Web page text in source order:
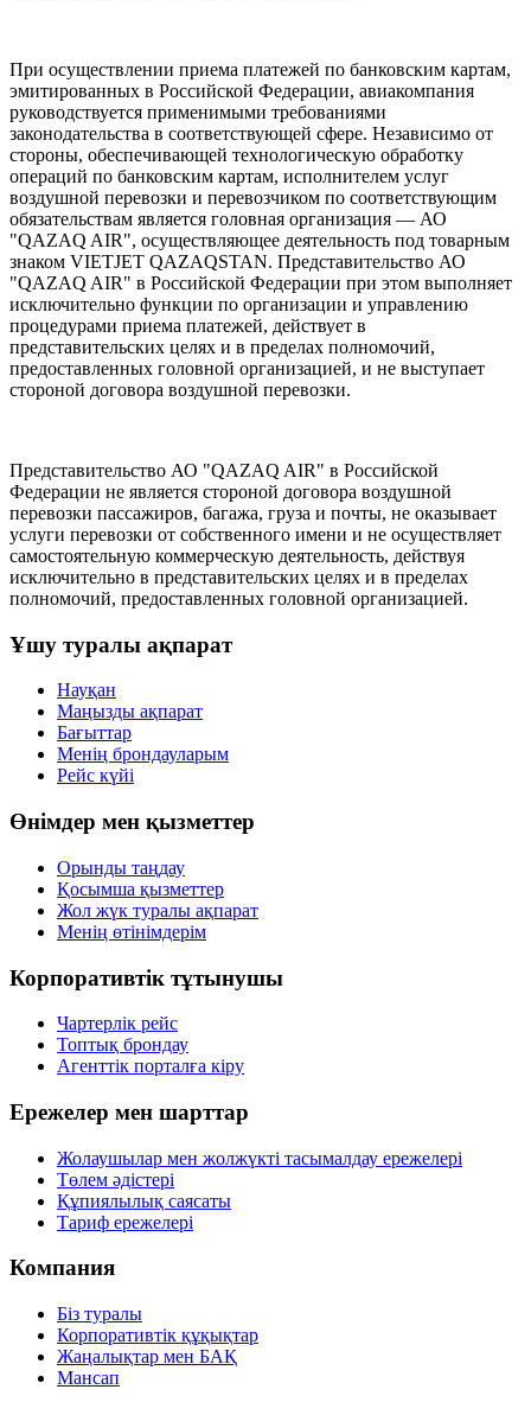
При осуществлении приема платежей по банковским картам,
эмитированных в Российской Федерации, авиакомпания
руководствуется применимыми требованиями
законодательства в соответствующей сфере. Независимо от
стороны, обеспечивающей технологическую обработку
операций по банковским картам, исполнителем услуг
воздушной перевозки и перевозчиком по соответствующим
обязательствам является головная организация — АО
"QAZAQ AIR", осуществляющее деятельность под товарным
знаком VIETJET QAZAQSTAN. Представительство АО
"QAZAQ AIR" в Российской Федерации при этом выполняет
исключительно функции по организации и управлению
процедурами приема платежей, действует в
представительских целях и в пределах полномочий,
предоставленных головной организацией, и не выступает
стороной договора воздушной перевозки.
Представительство АО "QAZAQ AIR" в Российской
Федерации не является стороной договора воздушной
перевозки пассажиров, багажа, груза и почты, не оказывает
услуги перевозки от собственного имени и не осуществляет
самостоятельную коммерческую деятельность, действуя
исключительно в представительских целях и в пределах
полномочий, предоставленных головной организацией.
Ұшу туралы ақпарат
Науқан
Маңызды ақпарат
Бағыттар
Менің брондауларым
Рейс күйі
Өнімдер мен қызметтер
Орынды таңдау
Қосымша қызметтер
Жол жүк туралы ақпарат
Менің өтінімдерім
Корпоративтік тұтынушы
Чартерлік рейс
Топтық брондау
Агенттік порталға кіру
Ережелер мен шарттар
Жолаушылар мен жолжүкті тасымалдау ережелері
Төлем әдістері
Құпиялылық саясаты
Тариф ережелері
Компания
Біз туралы
Корпоративтік құқықтар
Жаңалықтар мен БАҚ
Мансап